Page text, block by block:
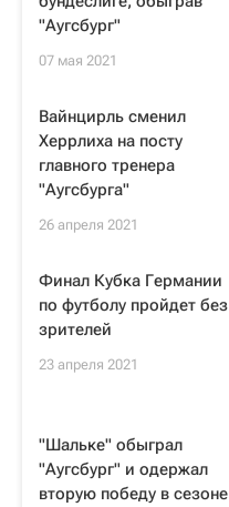
"Аугсбург"
07 мая 2021
Вайнцирль сменил
Херрлиха на посту
главного тренера
"Аугсбурга"
26 апреля 2021
Финал Кубка Германии
по футболу пройдет без
зрителей
23 апреля 2021
"Шальке" обыграл
"Аугсбург" и одержал
вторую победу в сезоне